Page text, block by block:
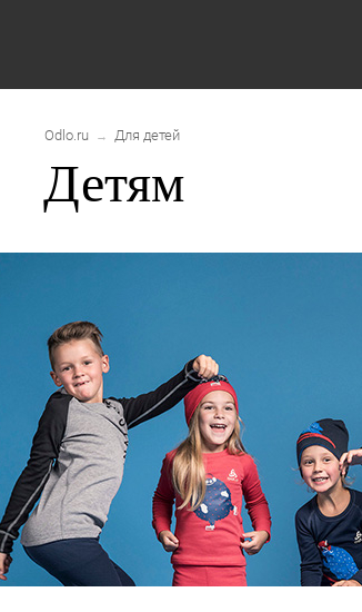
Odlo.ru → Для детей
Детям